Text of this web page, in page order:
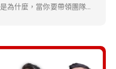
為什麼，當你要帶領團隊攻